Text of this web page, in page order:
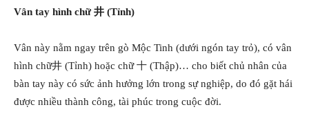
Vân tay hình chữ 井 (Tỉnh)
Vân này nằm ngay trên gò Mộc Tinh (dưới ngón tay trỏ), có vân
hình chữ井 (Tỉnh) hoặc chữ 十 (Thập)… cho biết chủ nhân của
bàn tay này có sức ảnh hưởng lớn trong sự nghiệp, do đó gặt hái
được nhiều thành công, tài phúc trong cuộc đời.